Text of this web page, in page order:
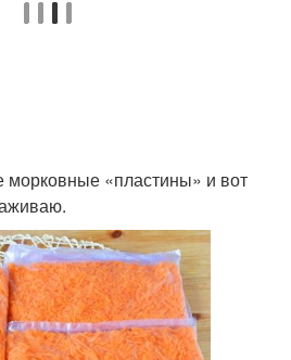
«пластины» и вот